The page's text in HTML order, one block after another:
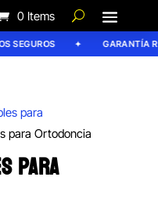
0 Items
SEGUROS GARANTÍA
para
para Ortodoncia
PARA